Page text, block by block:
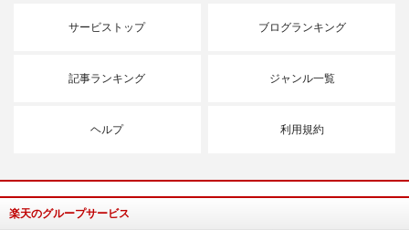
サービストップ ブログランキング
記事ランキング ジャンル一覧
ヘルプ 利用規約
楽天のグループサービス